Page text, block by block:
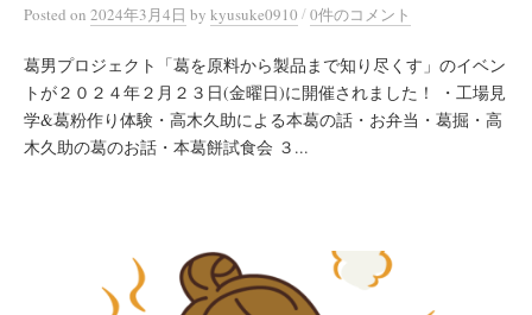
Posted on 2024年3月4日 by kyusuke0910 /0件のコメント
葛男プロジェクト「葛を原料から製品まで知り尽くす」のイベン
トが２０２４年２月２３日(金曜日)に開催されました！ ・工場見
学&葛粉作り体験・高木久助による本葛の話・お弁当・葛掘・高
木久助の葛のお話・本葛餅試食会 ３...